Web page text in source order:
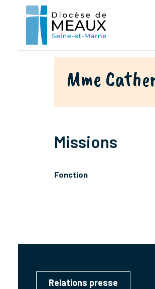
Mme
Missions
Fonction
Relations presse